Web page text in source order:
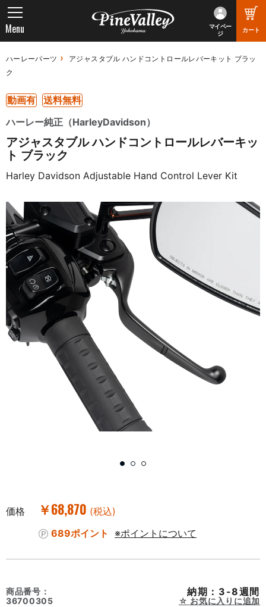
マイペー
ジ
カート
Menu
ハーレーパーツ
アジャスタブル ハンドコントロールレバーキット ブラッ
ク
動画有
送料無料
ハーレー純正（HarleyDavidson）
アジャスタブル ハンドコントロールレバーキッ
ト ブラック
Harley Davidson Adjustable Hand Control Lever Kit
価格 ￥68,870 (税込)
689ポイント
※ポイントについて
商品番号：
36700305
納期：3-8週間
お気に入りに追加